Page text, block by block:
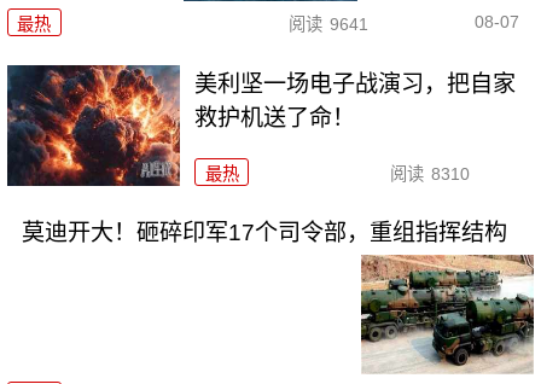
最热 阅读 9641 08-07
美利坚一场电子战演习，把自家
救护机送了命！
最热 阅读 8310
莫迪开大！砸碎印军17个司令部，重组指挥结构